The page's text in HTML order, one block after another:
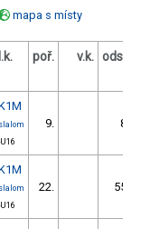
mapa s místy
l.k. poř. v.k. odstup
slalom
9. 8.62
slalom
22. 55.24